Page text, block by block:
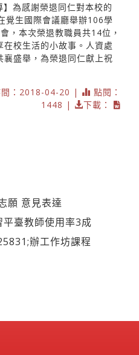
】為感謝榮退同仁對本校的
覺生國際會議廳舉辦106學
，本次榮退教職員共14位，
校生活的小故事。人資處
盛舉，為榮退同仁獻上祝
間：2018-04-20 |
點閱：
1448 |
下載：
願 意見表達
臺教師使用率3成
辦工作坊課程